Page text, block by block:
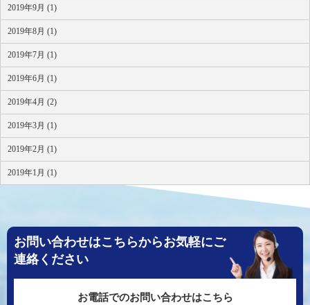
2019年9月 (1)
2019年8月 (1)
2019年7月 (1)
2019年6月 (1)
2019年4月 (2)
2019年3月 (1)
2019年2月 (1)
2019年1月 (1)
お問い合わせはこちらからお気軽にご
連絡ください
お電話でのお問い合わせはこちら